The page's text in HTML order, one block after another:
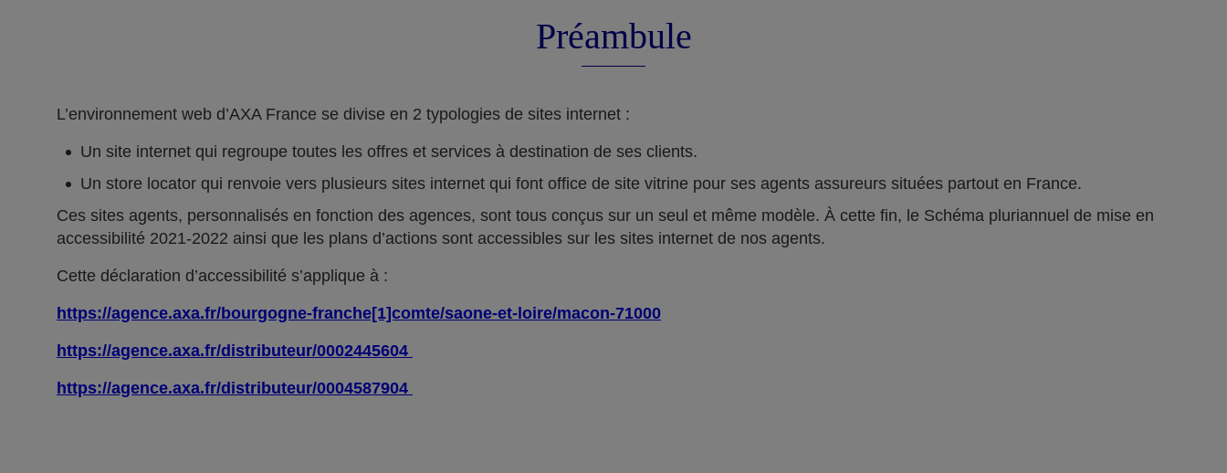
Préambule
L’environnement web d’AXA France se divise en 2 typologies de sites internet :
Un site internet qui regroupe toutes les offres et services à destination de ses clients.
Un store locator qui renvoie vers plusieurs sites internet qui font office de site vitrine pour ses agents assureurs situées partout en France.
Ces sites agents, personnalisés en fonction des agences, sont tous conçus sur un seul et même modèle. À cette fin, le Schéma pluriannuel de mise en
accessibilité 2021-2022 ainsi que les plans d’actions sont accessibles sur les sites internet de nos agents.
Cette déclaration d’accessibilité s’applique à :
https://agence.axa.fr/bourgogne-franche[1]comte/saone-et-loire/macon-71000
https://agence.axa.fr/distributeur/0002445604
https://agence.axa.fr/distributeur/0004587904